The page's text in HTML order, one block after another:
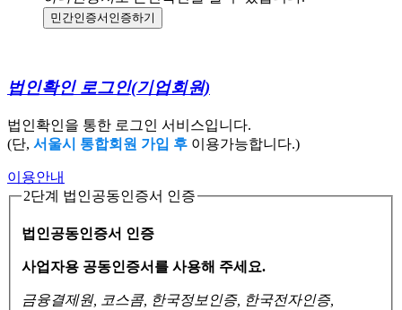
민간인증서 인증하기
법인확인 로그인(기업회원)
법인확인을 통한 로그인 서비스입니다.
(단, 서울시 통합회원 가입 후 이용가능합니다.)
이용안내
2단계 법인공동인증서 인증
법인공동인증서 인증
사업자용 공동인증서를 사용해 주세요.
금융결제원, 코스콤, 한국정보인증, 한국전자인증,